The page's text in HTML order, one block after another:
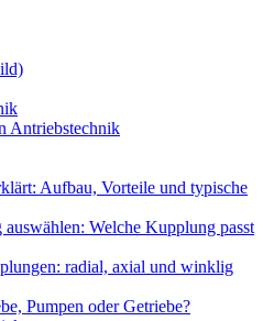
Antriebstechnik
Aufbau, Vorteile und typische
Welche Kupplung passt
radial, axial und winklig
Pumpen oder Getriebe?